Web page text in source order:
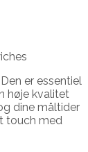
er essentiel
høje kvalitet
dine måltider
touch med